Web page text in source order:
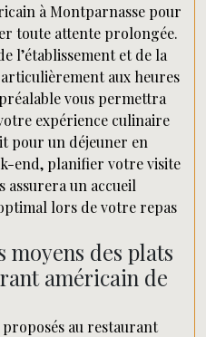
à Montparnasse pour
toute attente prolongée.
l’établissement et de la
aux heures
vous permettra
expérience culinaire
pour un déjeuner en
end, planifier votre visite
assurera un accueil
lors de votre repas
moyens des plats
américain de
au restaurant